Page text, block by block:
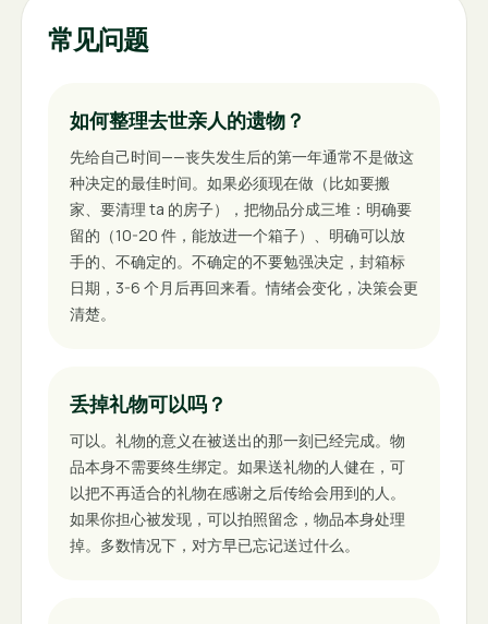
常见问题
如何整理去世亲人的遗物？
先给自己时间——丧失发生后的第一年通常不是做这
种决定的最佳时间。如果必须现在做（比如要搬
家、要清理 ta 的房子），把物品分成三堆：明确要
留的（10-20 件，能放进一个箱子）、明确可以放
手的、不确定的。不确定的不要勉强决定，封箱标
日期，3-6 个月后再回来看。情绪会变化，决策会更
清楚。
丢掉礼物可以吗？
可以。礼物的意义在被送出的那一刻已经完成。物
品本身不需要终生绑定。如果送礼物的人健在，可
以把不再适合的礼物在感谢之后传给会用到的人。
如果你担心被发现，可以拍照留念，物品本身处理
掉。多数情况下，对方早已忘记送过什么。